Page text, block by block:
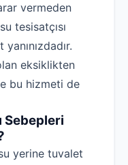
vermeden
tesisatçısı
eksiklikten
bu hizmeti de
Sebepleri
yerine tuvalet